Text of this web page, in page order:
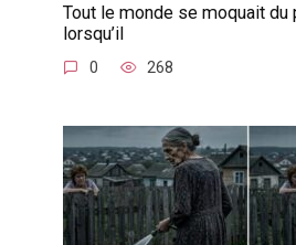
Tout le monde se moquait du
lorsqu’il
0 268